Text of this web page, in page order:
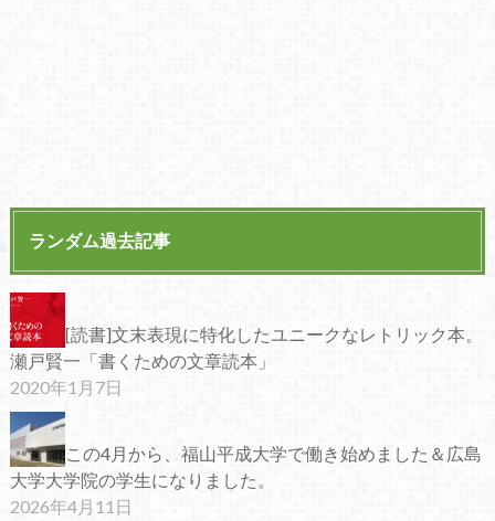
ランダム過去記事
[読書]文末表現に特化したユニークなレトリック本。
瀬戸賢一「書くための文章読本」
2020年1月7日
この4月から、福山平成大学で働き始めました＆広島
大学大学院の学生になりました。
2026年4月11日